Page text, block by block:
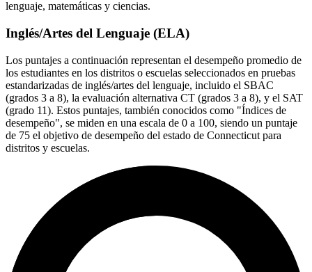
lenguaje, matemáticas y ciencias.
Inglés/Artes del Lenguaje (ELA)
Los puntajes a continuación representan el desempeño promedio de
los estudiantes en los distritos o escuelas seleccionados en pruebas
estandarizadas de inglés/artes del lenguaje, incluido el SBAC
(grados 3 a 8), la evaluación alternativa CT (grados 3 a 8), y el SAT
(grado 11). Estos puntajes, también conocidos como "Índices de
desempeño", se miden en una escala de 0 a 100, siendo un puntaje
de 75 el objetivo de desempeño del estado de Connecticut para
distritos y escuelas.